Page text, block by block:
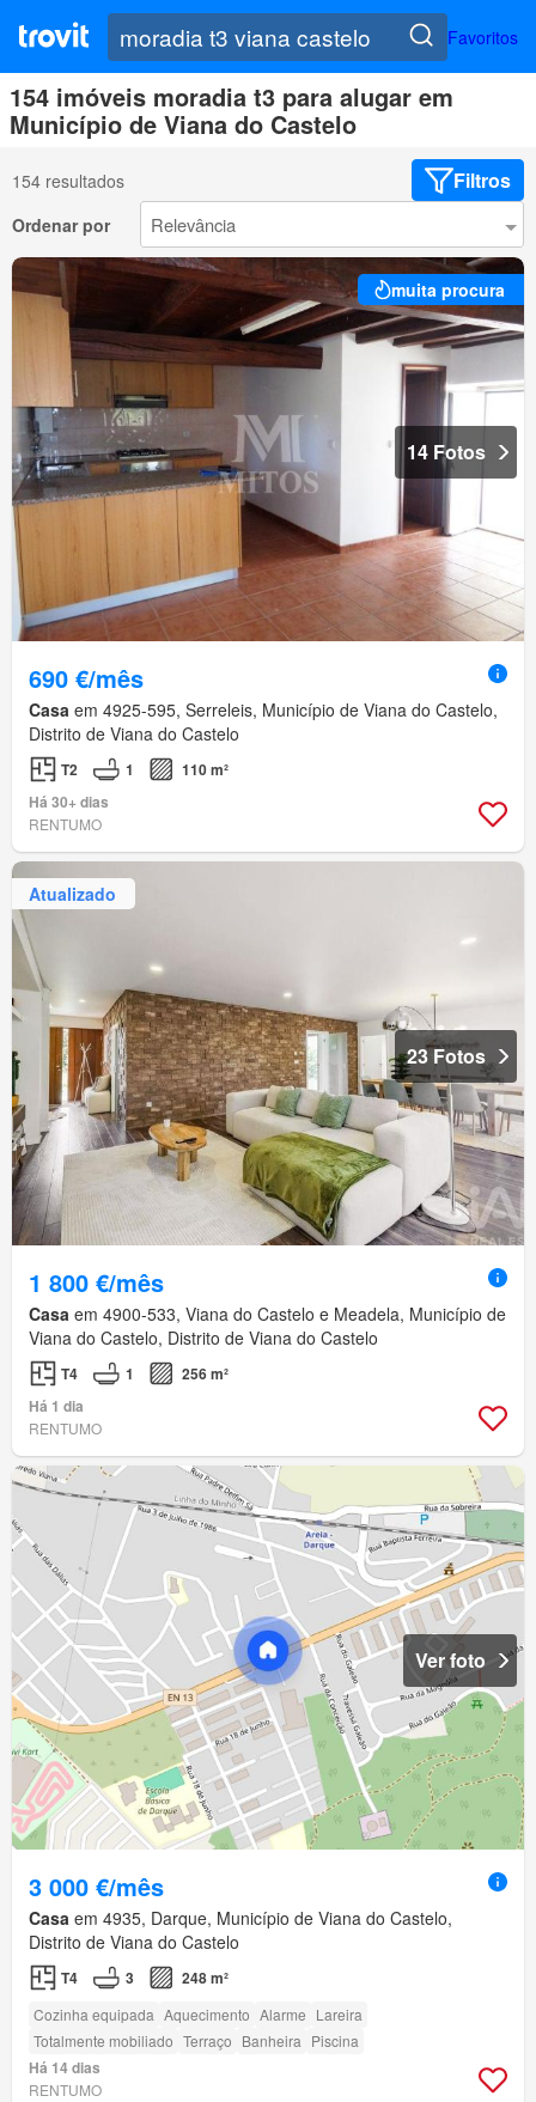
Favoritos
154 imóveis moradia t3 para alugar em
Município de Viana do Castelo
154 resultados Filtros
Ordenar por
muita procura
14 Fotos
690 €/mês
Casa em 4925-595, Serreleis, Município de Viana do Castelo,
Distrito de Viana do Castelo
T2 1
110 m²
Há 30+ dias
RENTUMO
Atualizado
23 Fotos
1 800 €/mês
Casa em 4900-533, Viana do Castelo e Meadela, Município de
Viana do Castelo, Distrito de Viana do Castelo
T4 1
256 m²
Há 1 dia
RENTUMO
Ver foto
3 000 €/mês
Casa em 4935, Darque, Município de Viana do Castelo,
Distrito de Viana do Castelo
T4 3 248 m²
Cozinha equipada Aquecimento Alarme Lareira
Totalmente mobiliado Terraço Banheira Piscina
Há 14 dias
RENTUMO